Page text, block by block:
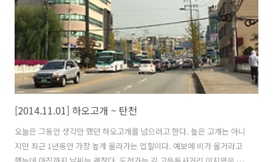
[2014.11.01] 하오고개 ~ 탄천
오늘은 그동안 생각만 했던 하오고개를 넘으려고 한다. 높은 고개는 아니
지만 최근 1년동안 가장 높게 올라가는 업힐이다. 예보에 비가 올거라고